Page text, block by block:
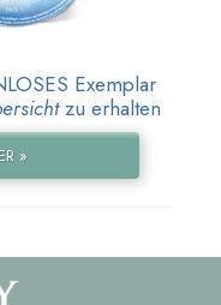
Exemplar
zu erhalten
»